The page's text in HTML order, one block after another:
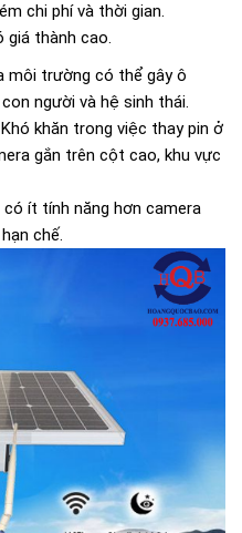
chi phí và thời gian.
giá thành cao.
môi trường có thể gây ô
người và hệ sinh thái.
Khó khăn trong việc thay pin ở
gắn trên cột cao, khu vực
có ít tính năng hơn camera
chế.